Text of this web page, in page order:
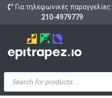
Για τηλεφωνικές παραγγελίες:
210-4979779
Products
search